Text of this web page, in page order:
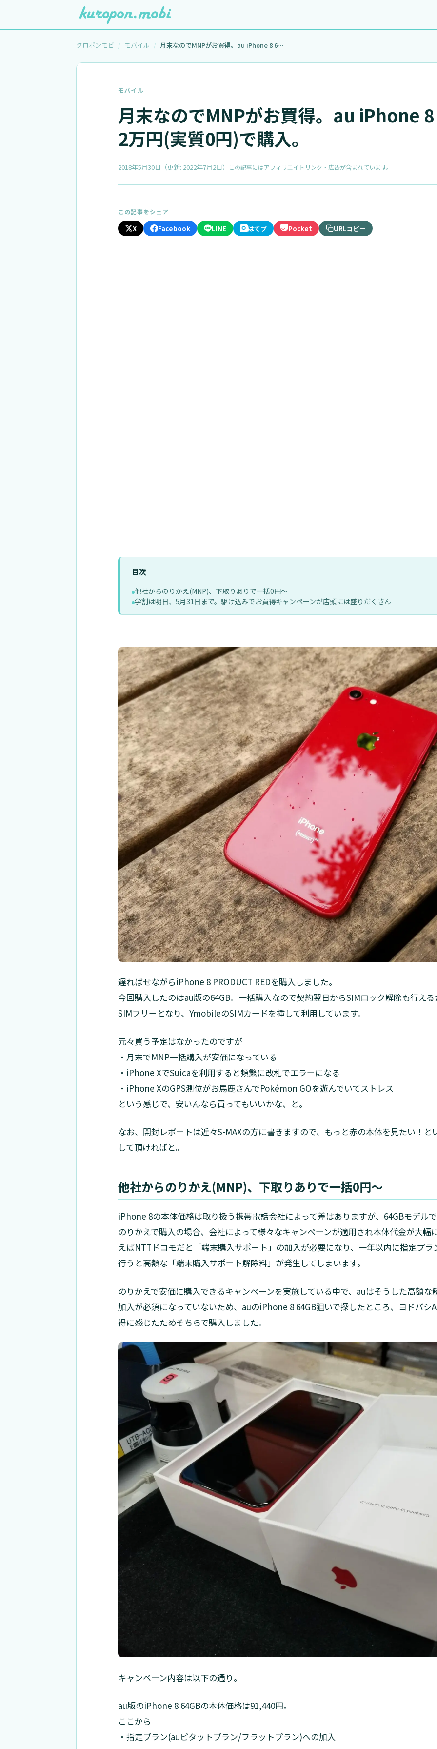
クロポンモビ モバイル 月末なのでMNPがお買得。au iPhone 8 64GB…
モバイル
月末なのでMNPがお買得。au iPhone
2万円(実質0円)で購入。
2018年5月30日 （更新: 2022年7月2日） この記事にはアフィリエイトリンク・広告が含まれています。
この記事をシェア
X Facebook LINE はてブ Pocket URLコピー
目次
他社からのりかえ(MNP)、下取りありで一括0円～
学割は明日、5月31日まで。駆け込みでお買得キャンペーンが店頭には盛りだくさん
遅ればせながらiPhone 8 PRODUCT REDを購入しました。
今回購入したのはau版の64GB。一括購入なので契約翌日からSIMロック解除も行え
SIMフリーとなり、YmobileのSIMカードを挿して利用しています。
元々買う予定はなかったのですが
・月末でMNP一括購入が安価になっている
・iPhone XでSuicaを利用すると頻繁に改札でエラーになる
・iPhone XのGPS測位がお馬鹿さんでPokémon GOを遊んでいてストレス
という感じで、安いんなら買ってもいいかな、と。
なお、開封レポートは近々S-MAXの方に書きますので、もっと赤の本体を見たい！
して頂ければと。
他社からのりかえ(MNP)、下取りありで一括0円～
iPhone 8の本体価格は取り扱う携帯電話会社によって差はありますが、64GBモデル
のりかえで購入の場合、会社によって様々なキャンペーンが適用され本体代金が大幅
えばNTTドコモだと「端末購入サポート」の加入が必要になり、一年以内に指定プ
行うと高額な「端末購入サポート解除料」が発生してしまいます。
のりかえで安価に購入できるキャンペーンを実施している中で、auはそうした高額
加入が必須になっていないため、auのiPhone 8 64GB狙いで探したところ、ヨドバシ
得に感じたためそちらで購入しました。
キャンペーン内容は以下の通り。
au版のiPhone 8 64GBの本体価格は91,440円。
ここから
・指定プラン(auピタットプラン/フラットプラン)への加入